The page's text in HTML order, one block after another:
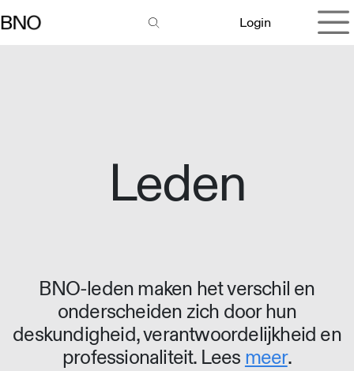
Login
Leden
BNO-leden maken het verschil en
onderscheiden zich door hun
deskundigheid, verantwoordelijkheid en
professionaliteit. Lees meer.